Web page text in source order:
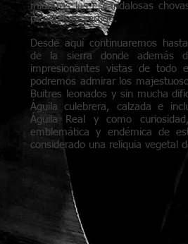
mientras las escandalosas
picados de vértigo.
Desde aquí continuaremos
de la sierra donde además
impresionantes vistas de todo
podremos admirar los
Buitres leonados y sin mucha
Águila culebrera, calzada e
Águila Real y como
emblemática y endémica de
considerado una reliquia vegetal